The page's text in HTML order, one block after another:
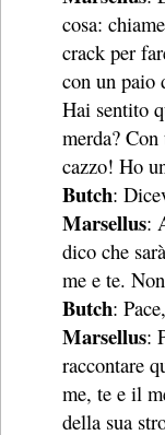
cosa:
crack per
con un paio
Hai sentito
merda?
cazzo! Ho
Butch:
Marsellus:
dico che
me e te.
Butch:
Marsellus:
raccontare
me, te e il
della sua